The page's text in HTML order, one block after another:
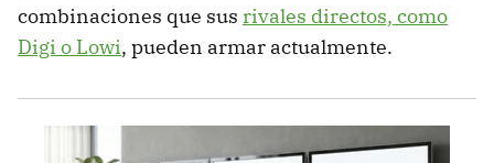
combinaciones que sus rivales directos, como
Digi o Lowi, pueden armar actualmente.